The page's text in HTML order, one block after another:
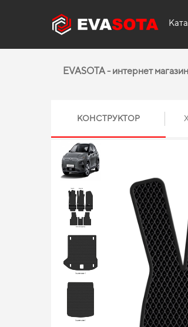
EVASOTA - интернет
КОНСТРУКТОР